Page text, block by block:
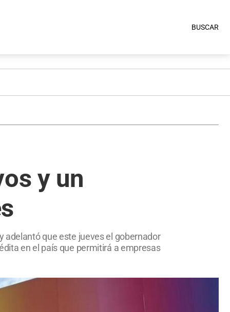
BUSCAR
y un
adelantó que este jueves el gobernador
en el país que permitirá a empresas